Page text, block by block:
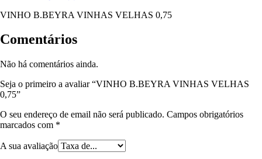
VINHO B.BEYRA VINHAS VELHAS 0,75
Comentários
Não há comentários ainda.
Seja o primeiro a avaliar “VINHO B.BEYRA VINHAS VELHAS
0,75”
O seu endereço de email não será publicado. Campos obrigatórios
marcados com *
A sua avaliação